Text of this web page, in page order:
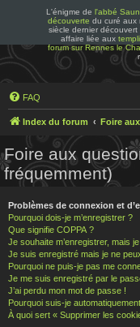
L'énigme de l'abbé
découverte du curé aux
siècle dernier
affaire liée aux
forum sur Rennes le
FAQ
Index du forum Foire
Foire aux
fréquemment)
Problèmes de connexion et
Pourquoi dois-je m’enregistrer ?
Que signifie COPPA ?
Je souhaite m’enregistrer, mais
Je suis enregistré mais je ne
Pourquoi ne puis-je pas me
Je me suis enregistré par le
J’ai perdu mon mot de passe !
Pourquoi suis-je
À quoi sert « Supprimer les